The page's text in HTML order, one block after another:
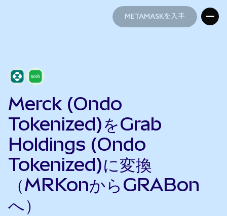
METAMASKを入手
Merck (Ondo
Tokenized)をGrab
Holdings (Ondo
Tokenized)に変換
（MRKonからGRABon
へ）